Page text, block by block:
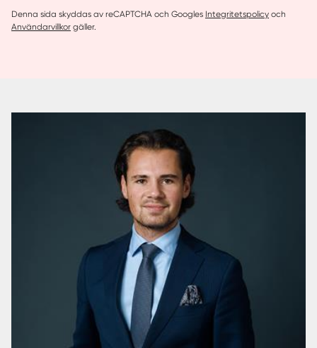
Denna sida skyddas av reCAPTCHA och Googles Integritetspolicy och
Användarvillkor gäller.